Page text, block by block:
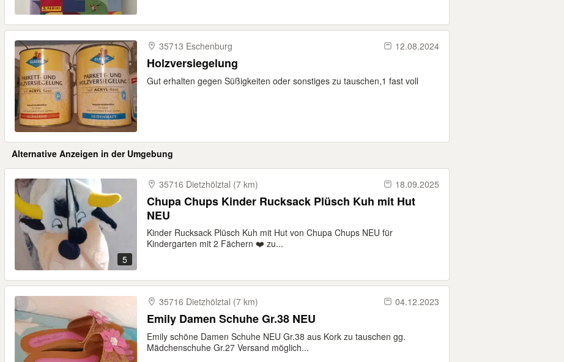
35713 Eschenburg 12.08.2024
Holzversiegelung
Gut erhalten gegen Süßigkeiten oder sonstiges zu tauschen,1 fast voll
Alternative Anzeigen in der Umgebung
5
35716 Dietzhölztal (7 km) 18.09.2025
Chupa Chups Kinder Rucksack Plüsch Kuh mit Hut
NEU
Kinder Rucksack Plüsch Kuh mit Hut von Chupa Chups NEU für
Kindergarten mit 2 Fächern ❤️ zu...
35716 Dietzhölztal (7 km) 04.12.2023
Emily Damen Schuhe Gr.38 NEU
Emily schöne Damen Schuhe NEU Gr.38 aus Kork zu tauschen gg.
Mädchenschuhe Gr.27 Versand möglich...